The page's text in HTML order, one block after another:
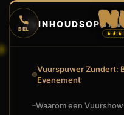
BEL🔥
Vuurspuwer Zundert:
Evenement
Waarom een